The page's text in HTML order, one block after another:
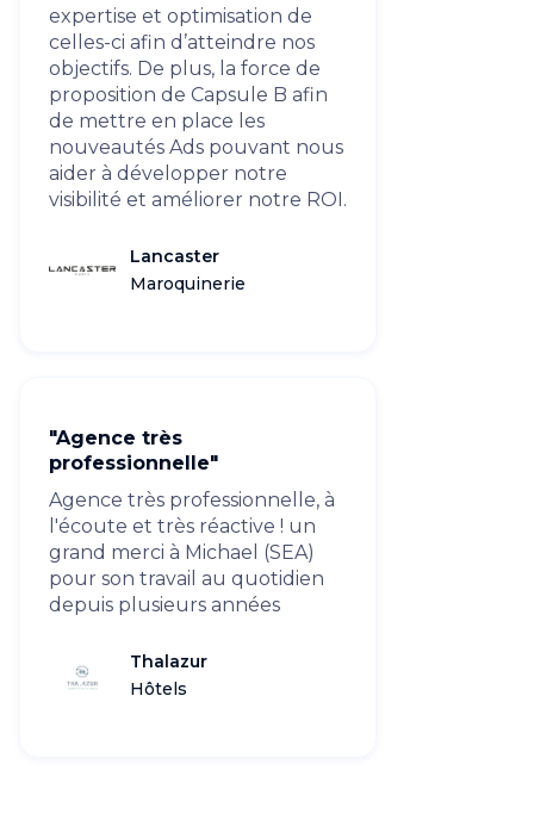
expertise et optimisation de
celles-ci afin d’atteindre nos
objectifs. De plus, la force de
proposition de Capsule B afin
de mettre en place les
nouveautés Ads pouvant nous
aider à développer notre
visibilité et améliorer notre ROI.
Lancaster
Maroquinerie
"Agence très
professionnelle"
Agence très professionnelle, à
l'écoute et très réactive ! un
grand merci à Michael (SEA)
pour son travail au quotidien
depuis plusieurs années
Thalazur
Hôtels